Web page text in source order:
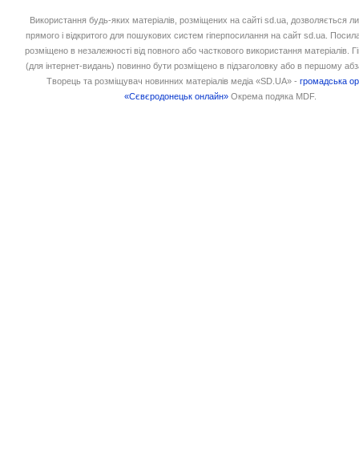
Використання будь-яких матеріалів, розміщених на сайті sd.ua, дозволяється
прямого і відкритого для пошукових систем гіперпосилання на сайт sd.ua.
розміщено в незалежності від повного або часткового використання матеріалів.
(для інтернет-видань) повинно бути розміщено в підзаголовку або в першому
Творець та розміщувач новинних матеріалів медіа «SD.UA» -громадська
«Сєвєродонецьк онлайн» Окрема подяка MDF.